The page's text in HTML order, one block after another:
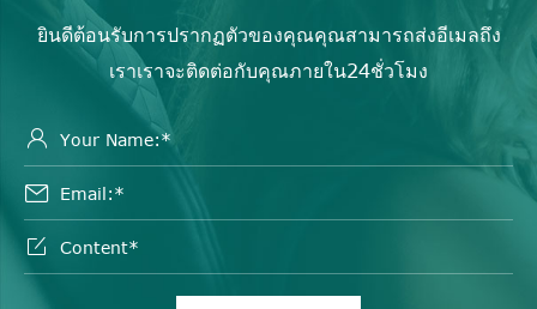
ยินดีต้อนรับการปรากฏตัวของคุณคุณสามารถส่งอีเมลถึง
เราเราจะติดต่อกับคุณภายใน24ชั่วโมง


